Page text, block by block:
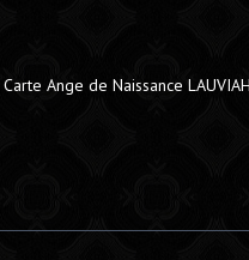
Ange de Naissance